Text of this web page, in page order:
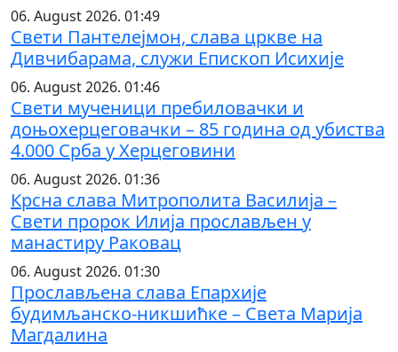
06. August 2026. 01:49
Свети Пантелејмон, слава цркве на
Дивчибарама, служи Епископ Исихије
06. August 2026. 01:46
Свети мученици пребиловачки и
доњохерцеговачки – 85 година од убиства
4.000 Срба у Херцеговини
06. August 2026. 01:36
Крсна слава Митрополита Василија –
Свети пророк Илија прослављен у
манастиру Раковац
06. August 2026. 01:30
Прослављена слава Епархије
будимљанско-никшићке – Света Марија
Магдалина